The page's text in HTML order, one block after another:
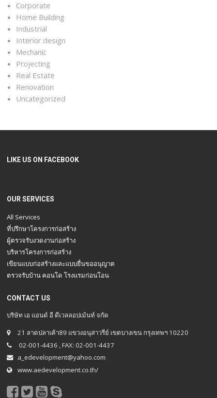
Corporate
Home Building
Industrial
Interior design
Mechanic
Projecting
Real Estate
Renovation
Uncategorized
LIKE US ON FACEBOOK
OUR SERVICES
All Services
ที่ปรึกษาโครงการก่อสร้าง
ผู้ตรวจรับงวดงานก่อสร้าง
บริหารโครงการก่อสร้าง
เขียนแบบก่อสร้างและแบบยื่นขออนุญาต
ตรวจรับบ้าน คอนโด โรงแรมก่อนโอน
CONTACT US
บริษัท เอ แอนด์ อี ดีเวลลอปเม้นท์ จกัด
21 ลาดปลาเค้า89 แขวงอนุสาวรีย์ เขตบางเขน กรุงเทพฯ 10220
02-001-4436 , FAX: 02-001-4437
a_edevelopment@yahoo.com
www.aedevelopment.co.th/